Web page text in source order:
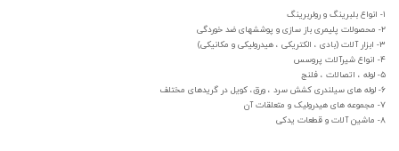
۱- انواع بلبرینگ و رولربرینگ
۲- محصولات پلیمری باز سازی و پوششهای ضد خوردگی
۳- ابزار آلات (بادی ، الکتریکی ، هیدرولیکی و مکانیکی)
۴- انواع شیرآلات پروسس
۵- لوله ، اتصالات ، فلنج
۶- لوله های سیلندری کشش سرد ، ورق، کویل در گریدهای مختلف
۷- مجموعه های هیدرولیک و متعلقات آن
۸- ماشین آلات و قطعات یدکی